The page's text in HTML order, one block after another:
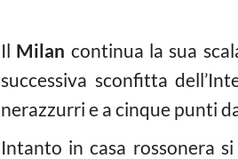
Il Milan continua la sua
successiva sconfitta
nerazzurri e a cinque punti
Intanto in casa rossonera